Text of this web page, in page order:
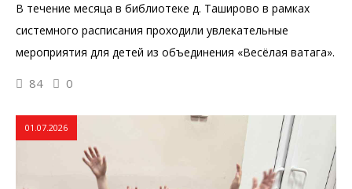
В течение месяца в библиотеке д. Таширово в рамках
системного расписания проходили увлекательные
мероприятия для детей из объединения «Весёлая ватага».
84 0
01.07.2026